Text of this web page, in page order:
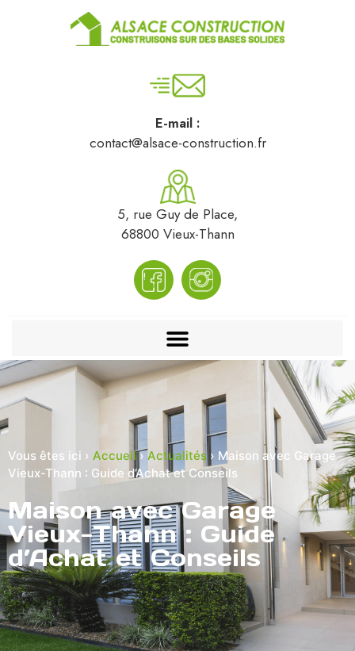
E-mail :
contact@alsace-construction.fr
5, rue Guy de Place,
68800 Vieux-Thann
Vous êtes ici › Accueil›Actualités› Maison avec Garage
Vieux-Thann : Guide d’Achat et Conseils
Maison avec Garage
Vieux-Thann : Guide
d’Achat et Conseils